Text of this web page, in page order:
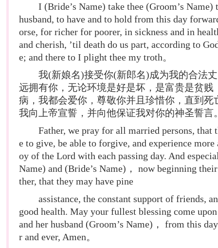
I (Bride’s Name) take thee (Groom’s Name)
husband, to have and to hold from this day
orse, for richer for poorer, in sickness and in
and cherish, ’til death do us part, according to
e; and there to I plight thee my troth。
我(新娘名)接受你(新郎名)成为我的合法丈
远拥有你，无论环境是好是坏，是富贵是贫贱
病，我都会爱你，尊敬你并且珍惜你，直到死
我向上帝宣誓，并向他保证我对你的神圣誓言
Father, we pray for all married persons, that
e to give, be able to forgive, and experience
oy of the Lord with each passing day. And
Name) and (Bride’s Name)， now beginning
ther, that they may have pine
assistance, the constant support of friends,
good health. May your fullest blessing come
and her husband (Groom’s Name)， from this
r and ever, Amen。